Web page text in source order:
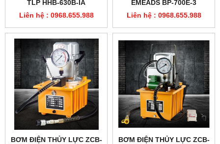
TLP HHB-630B-IA
Liên hệ : 0968.655.988
EMEADS BP-700E-3
Liên hệ : 0968.655.988
BƠM ĐIỆN THỦY LỰC ZCB-
BƠM ĐIỆN THỦY LỰC ZCB-